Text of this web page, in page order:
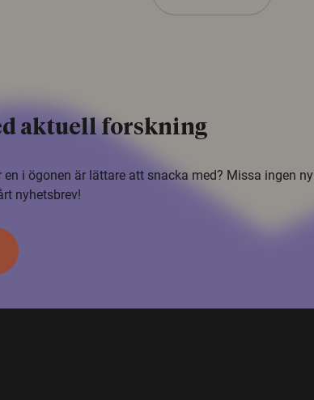
aktuell forskning
i ögonen är lättare att snacka med? Missa ingen ny
nyhetsbrev!